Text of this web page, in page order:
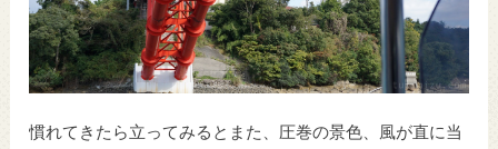
慣れてきたら立ってみるとまた、圧巻の景色、風が直に当